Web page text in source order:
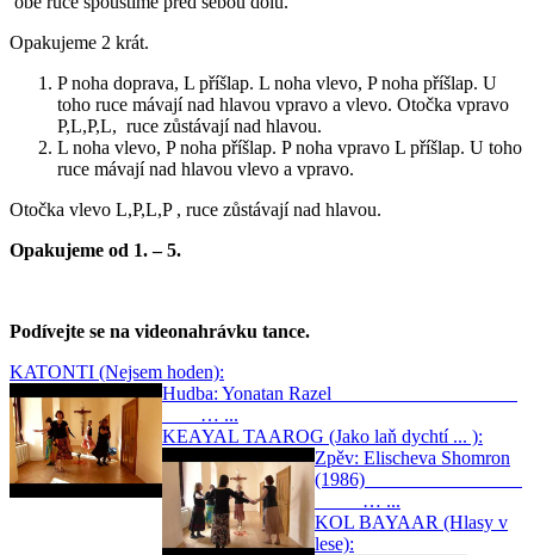
Opakujeme 2 krát.
P noha doprava, L příšlap. L noha vlevo, P noha příšlap. U
toho ruce mávají nad hlavou vpravo a vlevo. Otočka vpravo
P,L,P,L, ruce zůstávají nad hlavou.
L noha vlevo, P noha příšlap. P noha vpravo L příšlap. U toho
ruce mávají nad hlavou vlevo a vpravo.
Otočka vlevo L,P,L,P , ruce zůstávají nad hlavou.
Opakujeme od 1. – 5.
Podívejte se na videonahrávku tance.
KATONTI (Nejsem hoden):
Hudba: Yonatan Razel
… ...
KEAYAL TAAROG (Jako laň dychtí ... ):
Zpěv: Elischeva Shomron
(1986)
… ...
KOL BAYAAR (Hlasy v
lese):